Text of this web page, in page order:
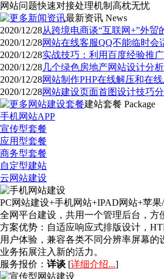
网站问题快速对接处理机制高枕无忧
最新资讯 News
2020/12/28从跨境电商谈“互联网+”外贸
2020/12/28网站在线客服QQ不能临时会
2020/12/28实战技巧：利用百度经验推
2020/12/28几个绿色房地产网站设计分析
2020/12/28网站制作PHP在线解压和在
2020/12/28网站建设页面首图设计技巧
建站套餐 Package
手机网站APP
宣传型套餐
应用型套餐
商务型套餐
自定型建站
云网站建设
PC网站建设+手机网站+IPAD网站+苹
全网平台建设，共用一个管理后台，方
方案优势： 自适应响应式排版设计，
用户体验，兼容各类不同分辨率屏幕的
业务拓展注入新的活力。
服务报价： 详谈 [详细介绍...]